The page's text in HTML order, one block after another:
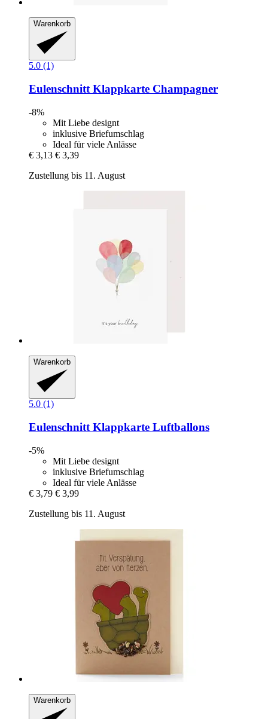
Warenkorb
5.0 (1)
Eulenschnitt Klappkarte Champagner
-8%
Mit Liebe designt
inklusive Briefumschlag
Ideal für viele Anlässe
€ 3,13 € 3,39
Zustellung bis 11. August
Warenkorb
5.0 (1)
Eulenschnitt Klappkarte Luftballons
-5%
Mit Liebe designt
inklusive Briefumschlag
Ideal für viele Anlässe
€ 3,79 € 3,99
Zustellung bis 11. August
Warenkorb